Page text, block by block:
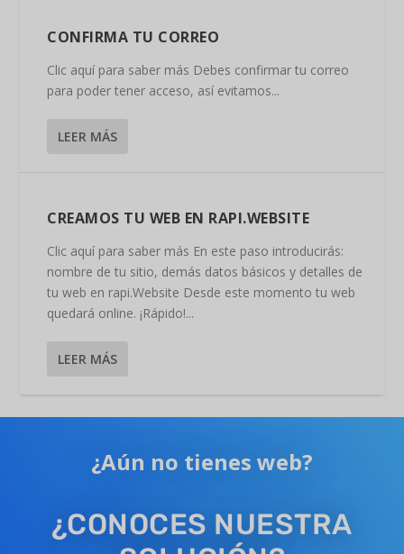
CONFIRMA TU CORREO
Clic aquí para saber más Debes confirmar tu correo
para poder tener acceso, así evitamos...
LEER MÁS
CREAMOS TU WEB EN RAPI.WEBSITE
Clic aquí para saber más En este paso introducirás:
nombre de tu sitio, demás datos básicos y detalles de
tu web en rapi.Website Desde este momento tu web
quedará online. ¡Rápido!...
LEER MÁS
¿Aún no tienes web?
¿CONOCES NUESTRA